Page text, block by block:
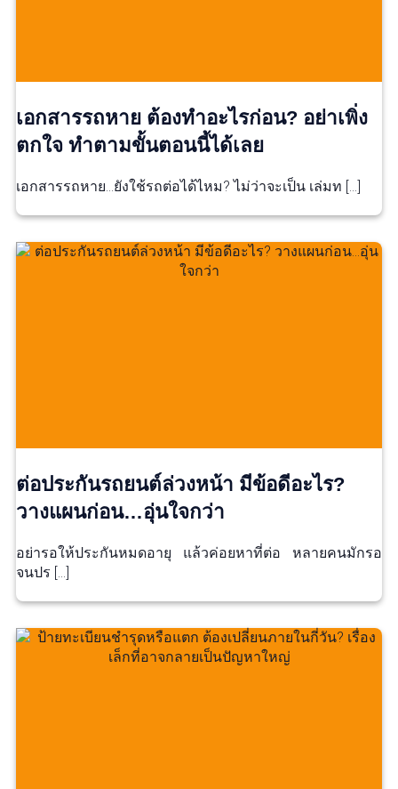
เอกสารรถหาย ต้องทำอะไรก่อน? อย่าเพิ่ง
ตกใจ ทำตามขั้นตอนนี้ได้เลย
เอกสารรถหาย…ยังใช้รถต่อได้ไหม? ไม่ว่าจะเป็น เล่มท […]
ต่อประกันรถยนต์ล่วงหน้า มีข้อดีอะไร?
วางแผนก่อน…อุ่นใจกว่า
อย่ารอให้ประกันหมดอายุ แล้วค่อยหาที่ต่อ หลายคนมักรอ
จนปร […]